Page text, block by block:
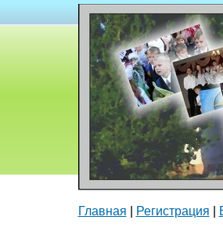
Главная Регистрация